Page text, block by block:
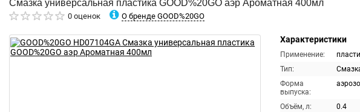
Смазка универсальная пластика GOOD%20GO аэр Ароматная 400мл
0 оценок О бренде GOOD%20GO
Характеристики
Применение:
Тип:
Форма
выпуска:
Объём, л:
0.4